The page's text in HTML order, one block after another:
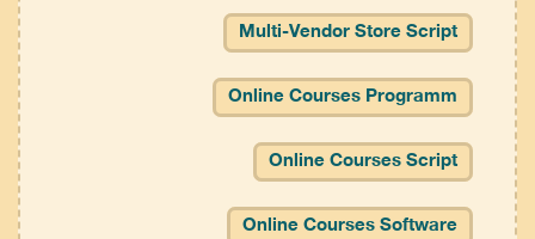
Multi-Vendor Store Script
Online Courses Programm
Online Courses Script
Online Courses Software